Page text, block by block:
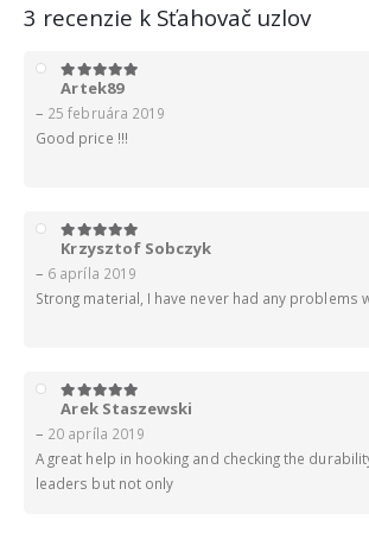
3 recenzie k Sťahovač uzlov
5z 5
Artek89
– 25 februára 2019
Good price !!!
5z 5
Krzysztof Sobczyk
– 6 apríla 2019
Strong material, I have never had any problems
5z 5
Arek Staszewski
– 20 apríla 2019
A great help in hooking and checking the
leaders but not only